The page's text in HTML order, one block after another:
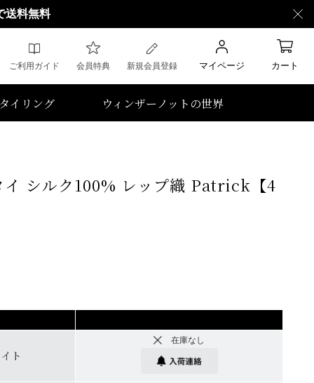
送料無料
ご利用ガイド 会員特典 新規会員登録 マイページ カート
イリング ウィンザーノットの世界
イ シルク100% レップ織 Patrick【4
ト
在庫なし